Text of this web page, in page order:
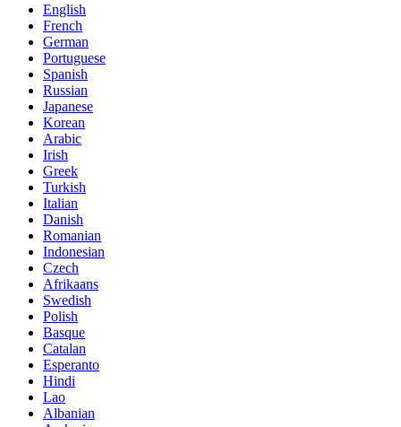
English
French
German
Portuguese
Spanish
Russian
Japanese
Korean
Arabic
Irish
Greek
Turkish
Italian
Danish
Romanian
Indonesian
Czech
Afrikaans
Swedish
Polish
Basque
Catalan
Esperanto
Hindi
Lao
Albanian